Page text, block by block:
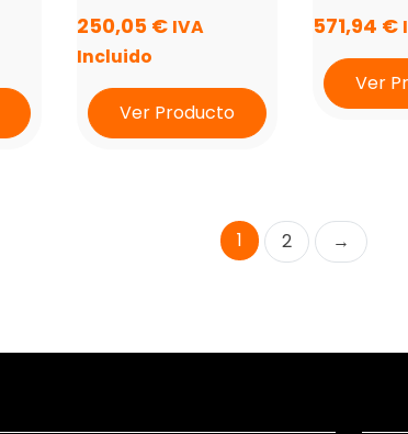
250,05 € IVA
Incluido
Ver Producto
571,94 €
Ver
1 2 →